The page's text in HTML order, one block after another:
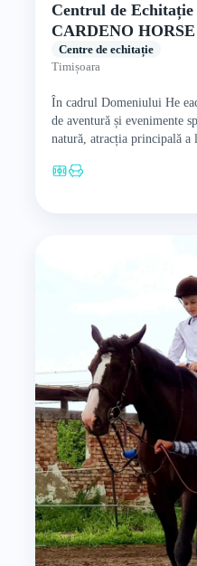
Centrul de Echitație
CARDENO HORSE
Centre de echitație
Timișoara
În cadrul Domeniului He
de aventură și evenimente
natură, atracția principală